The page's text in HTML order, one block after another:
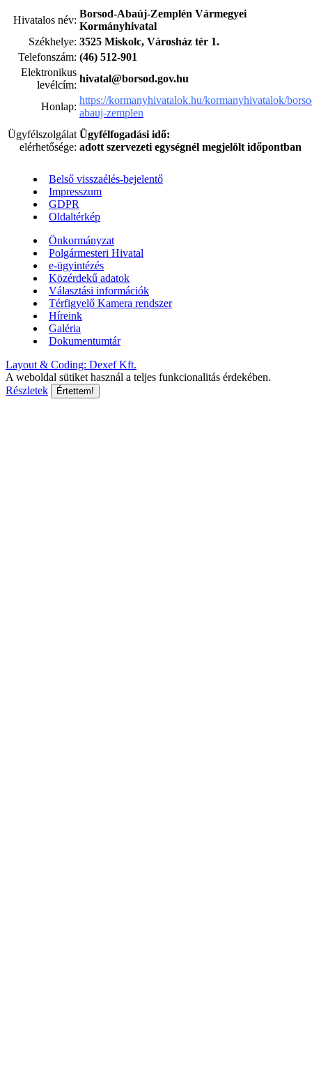
Hivatalos név:
Borsod-Abaúj-Zemplén Vármegyei
Kormányhivatal
Székhelye: 3525 Miskolc, Városház tér 1.
Telefonszám: (46) 512-901
Elektronikus
levélcím:
hivatal@borsod.gov.hu
Honlap:
https://kormanyhivatalok.hu/kormanyhivatalok/
abauj-zemplen
Ügyfélszolgálat
elérhetősége:
Ügyfélfogadási idő:
adott szervezeti egységnél megjelölt időpontban
Belső visszaélés-bejelentő
Impresszum
GDPR
Oldaltérkép
Önkormányzat
Polgármesteri Hivatal
e-ügyintézés
Közérdekű adatok
Választási információk
Térfigyelő Kamera rendszer
Híreink
Galéria
Dokumentumtár
Layout & Coding: Dexef Kft.
A weboldal sütiket használ a teljes funkcionalitás érdekében.
Részletek